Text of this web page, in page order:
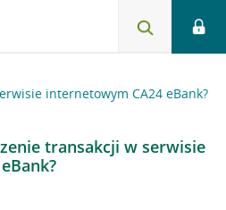
internetowym CA24 eBank?
transakcji w serwisie